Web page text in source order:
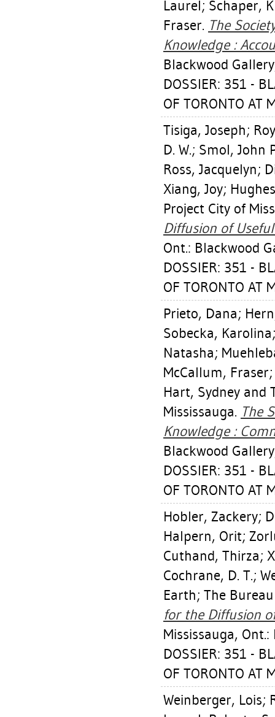
Laurel; Schaper,
Fraser. The
Knowledge :
Blackwood
DOSSIER: 351 -
OF TORONTO AT
Tisiga, Joseph;
D. W.; Smol, John
Ross, Jacquelyn;
Xiang, Joy;
Project City of
Diffusion of
Ont.: Blackwood
DOSSIER: 351 -
OF TORONTO AT
Prieto, Dana;
Sobecka, Karolina
Natasha;
McCallum, Fraser
Hart, Sydney and
Mississauga. The
Knowledge :
Blackwood
DOSSIER: 351 -
OF TORONTO AT
Hobler, Zackery;
Halpern, Orit;
Cuthand, Thirza;
Cochrane, D. T.;
Earth; The
for the Diffusion
Mississauga,
DOSSIER: 351 -
OF TORONTO AT
Weinberger, Lois;